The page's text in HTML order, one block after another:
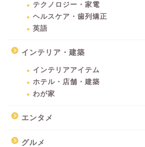
テクノロジー・家電
ヘルスケア・歯列矯正
英語
インテリア・建築
インテリアアイテム
ホテル・店舗・建築
わが家
エンタメ
グルメ